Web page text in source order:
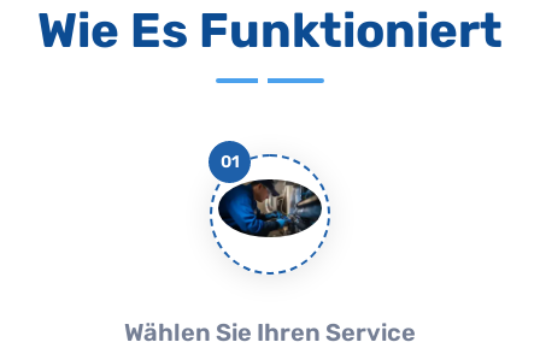
Wie Es Funktioniert
01
Wählen Sie Ihren Service